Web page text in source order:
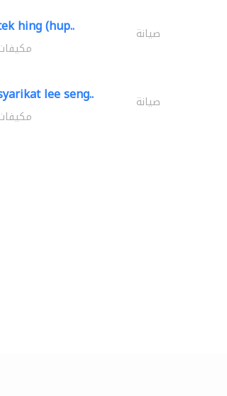
lanscape llc
hing (hup.. صيانة
lee seng.. صيانة